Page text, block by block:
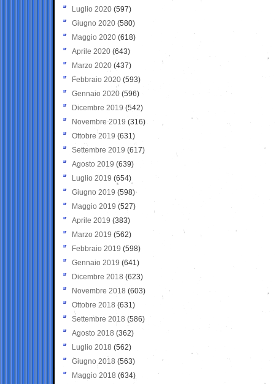
Luglio 2020 (597)
Giugno 2020 (580)
Maggio 2020 (618)
Aprile 2020 (643)
Marzo 2020 (437)
Febbraio 2020 (593)
Gennaio 2020 (596)
Dicembre 2019 (542)
Novembre 2019 (316)
Ottobre 2019 (631)
Settembre 2019 (617)
Agosto 2019 (639)
Luglio 2019 (654)
Giugno 2019 (598)
Maggio 2019 (527)
Aprile 2019 (383)
Marzo 2019 (562)
Febbraio 2019 (598)
Gennaio 2019 (641)
Dicembre 2018 (623)
Novembre 2018 (603)
Ottobre 2018 (631)
Settembre 2018 (586)
Agosto 2018 (362)
Luglio 2018 (562)
Giugno 2018 (563)
Maggio 2018 (634)